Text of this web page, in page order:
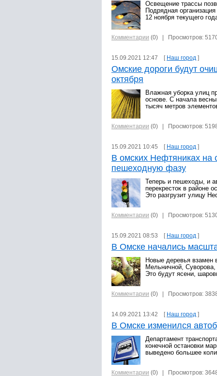
Освещение трассы
Подрядная
12 ноября текущего
Комментарии (0) | Просмотров:
15.09.2021 12:47 [ Наш город ]
Омские дороги будут
октября
Влажная уборка улиц
основе. С начала
тысяч метров
Комментарии (0) | Просмотров:
15.09.2021 10:45 [ Наш город ]
В омских Нефтяниках на
пешеходную фазу
Теперь и пешеходы, и
перекресток в районе
Это разгрузит улицу
Комментарии (0) | Просмотров:
15.09.2021 08:53 [ Наш город ]
В Омске начались
Новые деревья взамен
Мельничной,
Это будут ясени,
Комментарии (0) | Просмотров:
14.09.2021 13:42 [ Наш город ]
В Омске изменился
Департамент
конечной остановки
выведено большее
Комментарии (0) | Просмотров: